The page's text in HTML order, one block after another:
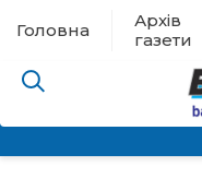
Головна
Архів
газети